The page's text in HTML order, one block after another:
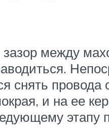
между
снять
и на ее
этапу